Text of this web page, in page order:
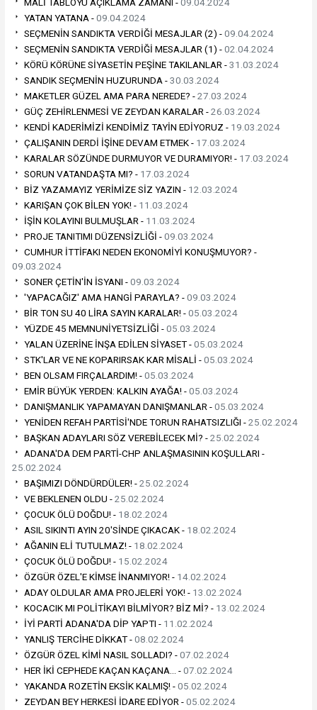
YATAN YATANA -09.04.2024
SEÇMENİN SANDIKTA VERDİĞİ MESAJLAR (2) -09.04.2024
SEÇMENİN SANDIKTA VERDİĞİ MESAJLAR (1) -02.04.2024
KÖRÜ KÖRÜNE SİYASETİN PEŞİNE TAKILANLAR -31.03.2024
SANDIK SEÇMENİN HUZURUNDA -30.03.2024
MAKETLER GÜZEL AMA PARA NEREDE? -27.03.2024
GÜÇ ZEHİRLENMESİ VE ZEYDAN KARALAR -26.03.2024
KENDİ KADERİMİZİ KENDİMİZ TAYİN EDİYORUZ - 19.03.2024
ÇALIŞANIN DERDİ İŞİNE DEVAM ETMEK - 17.03.2024
KARALAR SÖZÜNDE DURMUYOR VE DURAMIYOR! - 17.03.2024
SORUN VATANDAŞTA MI? - 17.03.2024
BİZ YAZAMAYIZ YERİMİZE SİZ YAZIN - 12.03.2024
KARIŞAN ÇOK BİLEN YOK! - 11.03.2024
İŞİN KOLAYINI BULMUŞLAR - 11.03.2024
PROJE TANITIMI DÜZENSİZLİĞİ -09.03.2024
CUMHUR İTTİFAKI NEDEN EKONOMİYİ KONUŞMUYOR? -
09.03.2024
SONER ÇETİN'İN İSYANI -09.03.2024
'YAPACAĞIZ' AMA HANGİ PARAYLA? -09.03.2024
BİR TON SU 40 LİRA SAYIN KARALAR! -05.03.2024
YÜZDE 45 MEMNUNİYETSİZLİĞİ -05.03.2024
YALAN ÜZERİNE İNŞA EDİLEN SİYASET -05.03.2024
STK'LAR VE NE KOPARIRSAK KAR MİSALİ -05.03.2024
BEN OLSAM FIRÇALARDIM! -05.03.2024
EMİR BÜYÜK YERDEN: KALKIN AYAĞA! -05.03.2024
DANIŞMANLIK YAPAMAYAN DANIŞMANLAR -05.03.2024
YENİDEN REFAH PARTİSİ'NDE TORUN RAHATSIZLIĞI -25.02.2024
BAŞKAN ADAYLARI SÖZ VEREBİLECEK Mİ? -25.02.2024
ADANA'DA DEM PARTİ-CHP ANLAŞMASININ KOŞULLARI -
25.02.2024
BAŞIMIZI DÖNDÜRDÜLER! -25.02.2024
VE BEKLENEN OLDU -25.02.2024
ÇOCUK ÖLÜ DOĞDU! - 18.02.2024
ASIL SIKINTI AYIN 20'SİNDE ÇIKACAK - 18.02.2024
AĞANIN ELİ TUTULMAZ! - 18.02.2024
ÇOCUK ÖLÜ DOĞDU! - 15.02.2024
ÖZGÜR ÖZEL'E KİMSE İNANMIYOR! - 14.02.2024
ADAY OLDULAR AMA PROJELERİ YOK! - 13.02.2024
KOCACIK MI POLİTİKAYI BİLMİYOR? BİZ Mİ? - 13.02.2024
İYİ PARTİ ADANA'DA DİP YAPTI - 11.02.2024
YANLIŞ TERCİHE DİKKAT -08.02.2024
ÖZGÜR ÖZEL KİMİ NASIL SOLLADI? -07.02.2024
HER İKİ CEPHEDE KAÇAN KAÇANA… -07.02.2024
YAKANDA ROZETİN EKSİK KALMIŞ! -05.02.2024
ZEYDAN BEY HERKESİ İDARE EDİYOR -05.02.2024